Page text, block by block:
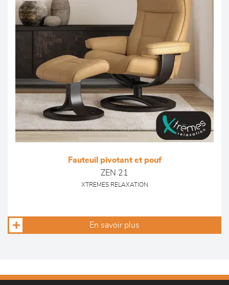
Fauteuil pivotant et pouf
ZEN 21
XTREMES RELAXATION
En savoir plus